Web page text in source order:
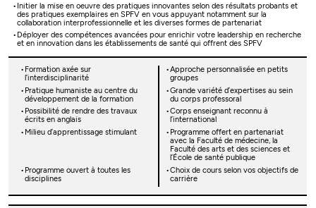
Initier la mise en oeuvre des pratiques innovantes selon des résultats probants et
des pratiques exemplaires en SPFV en vous appuyant notamment sur la
collaboration interprofessionnelle et les diverses formes de partenariat
Déployer des compétences avancées pour enrichir votre leadership en recherche
et en innovation dans les établissements de santé qui offrent des SPFV
Formation axée sur
l’interdisciplinarité
Approche personnalisée en petits
groupes
Pratique humaniste au centre du
développement de la formation
Grande variété d’expertises au sein
du corps professoral
Possibilité de rendre des travaux
écrits en anglais
Corps enseignant reconnu à
l’international
Milieu d’apprentissage stimulant
Programme offert en partenariat
avec la Faculté de médecine, la
Faculté des arts et des sciences et
l’École de santé publique
Programme ouvert à toutes les
disciplines
Choix de cours selon vos objectifs de
carrière